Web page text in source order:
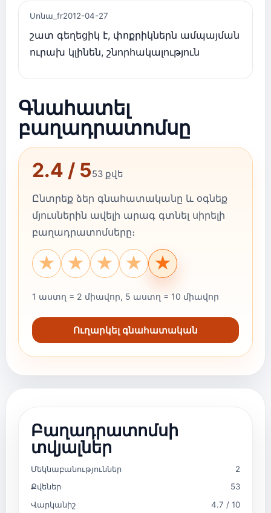
Սոնա_fr2012-04-27
շատ գեղեցիկ է, փոքրիկներն ամպայման
ուրախ կլինեն, շնորհակալություն
Գնահատել
բաղադրատոմսը
2.4 / 553 քվե
Ընտրեք ձեր գնահատականը և օգնեք
մյուսներին ավելի արագ գտնել սիրելի
բաղադրատոմսերը։
★
★
★
★
★
1 աստղ = 2 միավոր, 5 աստղ = 10 միավոր
Ուղարկել գնահատական
Բաղադրատոմսի
տվյալներ
Մեկնաբանություններ
2
Քվեներ
53
Վարկանիշ
4.7 / 10